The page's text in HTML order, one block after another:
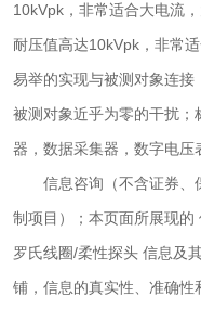
10kVpk，非常适合大电流
耐压值高达10kVpk，非常
易举的实现与被测对象连
被测对象近乎为零的干扰；
器，数据采集器，数字电压
信息咨询（不含证券、
制项目）；本页面所展现
罗氏线圈/柔性探头 信息及
铺，信息的真实性、准确